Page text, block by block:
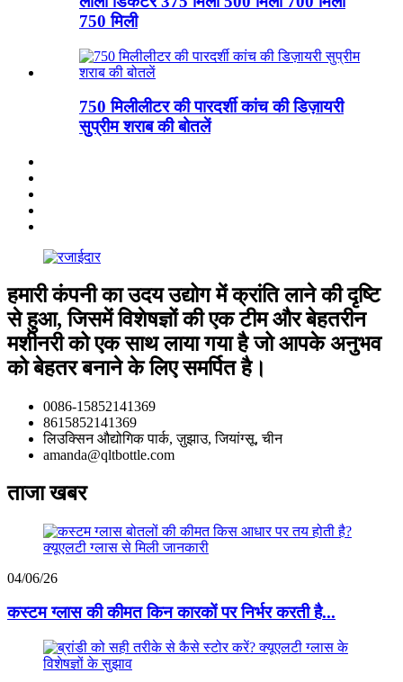
750 मिली
750 मिलीलीटर की पारदर्शी कांच की डिज़ायरी
सुप्रीम शराब की बोतलें
हमारी कंपनी का उदय उद्योग में क्रांति लाने की दृष्टि
से हुआ, जिसमें विशेषज्ञों की एक टीम और बेहतरीन
मशीनरी को एक साथ लाया गया है जो आपके अनुभव
को बेहतर बनाने के लिए समर्पित है।
0086-15852141369
8615852141369
लिउक्सिन औद्योगिक पार्क, ज़ुझाउ, जियांग्सू, चीन
amanda@qltbottle.com
ताजा खबर
04/06/26
कस्टम ग्लास की कीमत किन कारकों पर निर्भर करती है...